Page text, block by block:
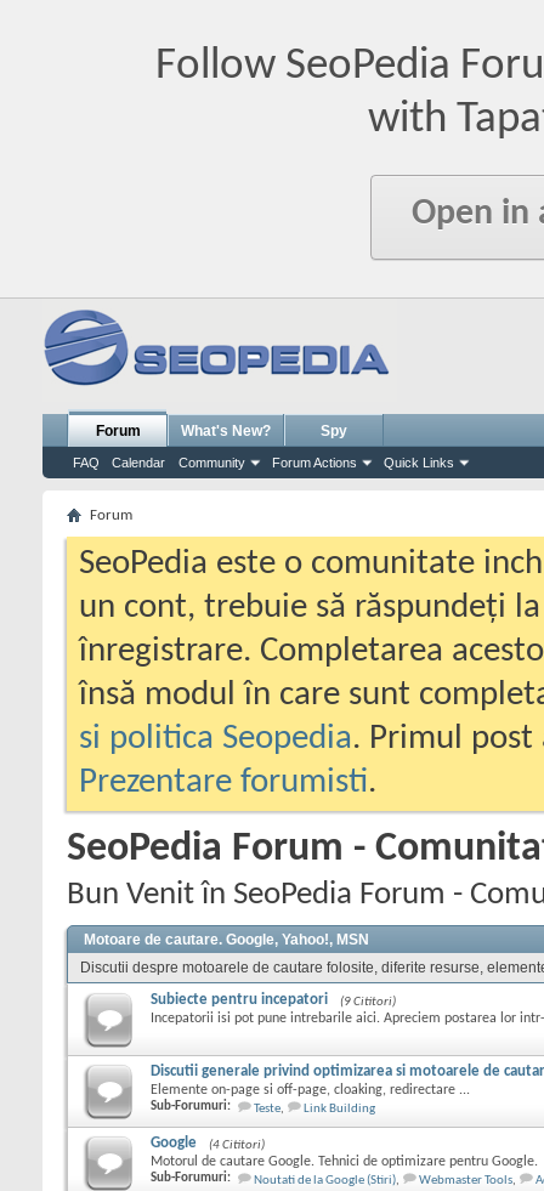
Follow SeoPedia
with
Open in
Forum
FAQ Calendar Community Forum Actions Quick Links
What's New? Spy
Forum
SeoPedia este o comunitate
un cont, trebuie să răspundeți
înregistrare. Completarea
însă modul în care sunt
si politica Seopedia. Primul
Prezentare forumisti.
SeoPedia Forum -
Bun Venit în SeoPedia Forum -
Motoare de cautare. Google, Yahoo!, MSN
Discutii despre motoarele de cautare folosite, diferite resurse,
Subiecte pentru incepatori (9 Cititori)
Incepatorii isi pot pune intrebarile aici. Apreciem postarea lor
Discutii generale privind optimizarea si motoarele de
Elemente on-page si off-page, cloaking, redirectare ...
Sub-Forumuri: Teste, Link Building
Google (4 Cititori)
Motorul de cautare Google. Tehnici de optimizare pentru Google.
Sub-Forumuri: Noutati de la Google (Stiri), Webmaster Tools,